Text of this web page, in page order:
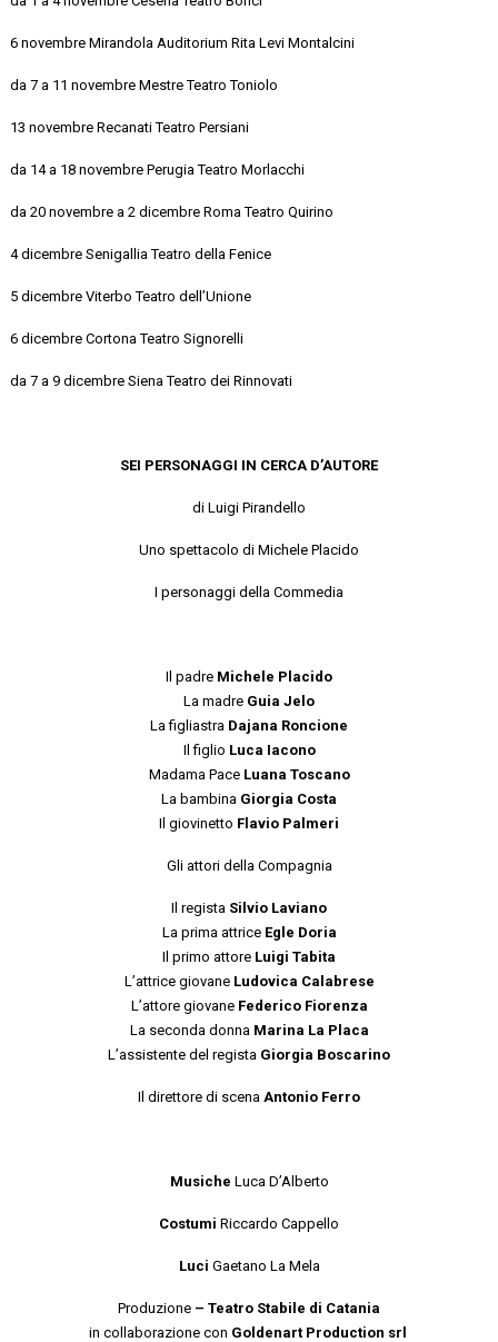
6 novembre Mirandola Auditorium Rita Levi Montalcini
da 7 a 11 novembre Mestre Teatro Toniolo
13 novembre Recanati Teatro Persiani
da 14 a 18 novembre Perugia Teatro Morlacchi
da 20 novembre a 2 dicembre Roma Teatro Quirino
4 dicembre Senigallia Teatro della Fenice
5 dicembre Viterbo Teatro dell’Unione
6 dicembre Cortona Teatro Signorelli
da 7 a 9 dicembre Siena Teatro dei Rinnovati
SEI PERSONAGGI IN CERCA D’AUTORE
di Luigi Pirandello
Uno spettacolo di Michele Placido
I personaggi della Commedia
Il padre Michele Placido
La madre Guia Jelo
La figliastra Dajana Roncione
Il figlio Luca Iacono
Madama PaceLuana Toscano
La bambina Giorgia Costa
Il giovinetto Flavio Palmeri
Gli attori della Compagnia
Il regista Silvio Laviano
La prima attriceEgle Doria
Il primo attore Luigi Tabita
L’attrice giovane Ludovica Calabrese
L’attore giovaneFederico Fiorenza
La seconda donna Marina La Placa
L’assistente del regista Giorgia Boscarino
Il direttore di scena Antonio Ferro
Musiche Luca D’Alberto
Costumi Riccardo Cappello
Luci Gaetano La Mela
Produzione – Teatro Stabile di Catania
in collaborazione con Goldenart Production srl